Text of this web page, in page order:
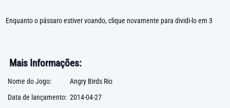
Enquanto o pássaro estiver voando, clique novamente para dividi-lo em 3
Mais Informações:
Nome do Jogo:
Angry Birds Rio
Data de lançamento: 2014-04-27